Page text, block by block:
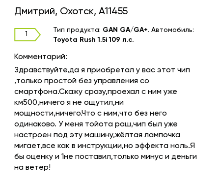
Дмитрий, Охотск, A11455
1
Тип продукта: GAN GA/GA+. Автомобиль:
Toyota Rush 1.5i 109 л.с.
Комментарий:
Здравствуйте,да я приобретал у вас этот чип
,только простой без управления со
смартфона.Скажу сразу,проехал с ним уже
км500,ничего я не ощутил,ни
мощности,ничего.Что с ним,что без него
одинаково. У меня тойота раш,чип был уже
настроен под эту машину,жёлтая лампочка
мигает,все как в инструкции,но эффекта ноль.Я
бы оценку и 1не поставил,только минус и деньги
на ветер!